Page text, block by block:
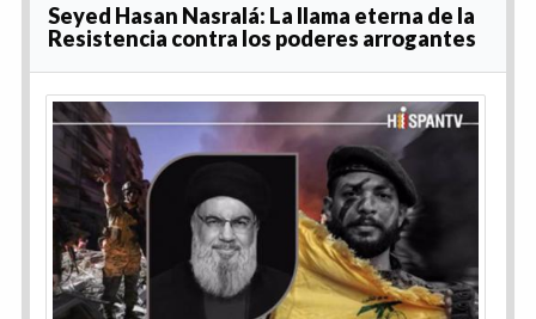
Seyed Hasan Nasralá: La llama eterna de la
Resistencia contra los poderes arrogantes